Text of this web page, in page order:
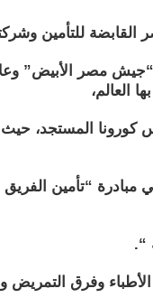
للتأمين
مصر الأبيض”
العالم،
كورونا المستجد،
في مبادرة “تأمين
“.
الأطباء وفرق التمريض